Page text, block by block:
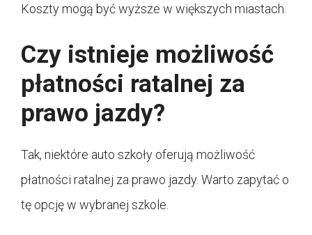
Koszty mogą być wyższe w większych miastach.
Czy istnieje możliwość
płatności ratalnej za
prawo jazdy?
Tak, niektóre auto szkoły oferują możliwość
płatności ratalnej za prawo jazdy. Warto zapytać o
tę opcję w wybranej szkole.